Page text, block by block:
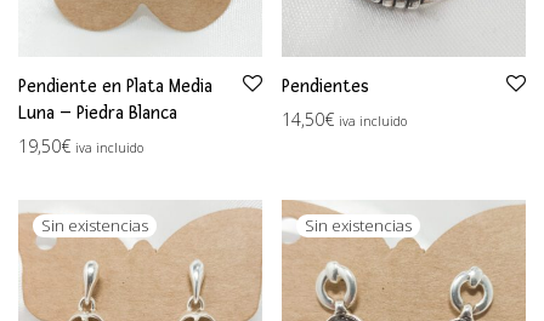
Pendiente en Plata Media
Luna – Piedra Blanca
19,50€ iva incluido
Pendientes
14,50€ iva incluido